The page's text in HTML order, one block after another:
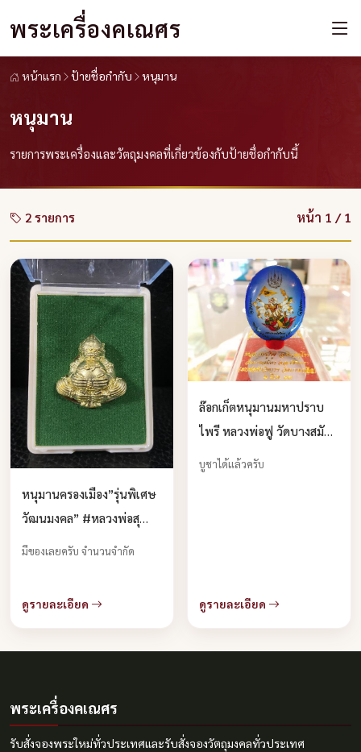
พระเครื่องคเณศร
หน้าแรก ป้ายชื่อกำกับ หนุมาน
หนุมาน
รายการพระเครื่องและวัตถุมงคลที่เกี่ยวข้องกับป้ายชื่อกำกับนี้
2 รายการ หน้า 1 / 1
หนุมานครองเมือง”รุ่นพิเศษ
วัฒนมงคล” #หลวงพ่อสุ
พจน์ วัดศรีทรงธรรม
มีของเลยครับ จำนวนจำกัด
ดูรายละเอียด
ล๊อกเก็ตหนุมานมหาปราบ
ไพรี หลวงพ่อฟู วัดบางสมัคร
จ.ฉะเชิงเทรา 2559 บูชาได้
บูชาได้แล้วครับ
ดูรายละเอียด
พระเครื่องคเณศร
รับสั่งจองพระใหม่ทั่วประเทศและรับสั่งจองวัตถุมงคลทั่วประเทศ